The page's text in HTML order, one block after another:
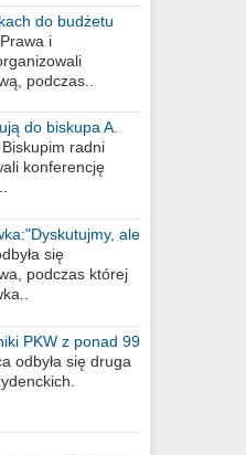
do budżetu
i
podczas..
do biskupa A.
Biskupim radni
konferencję
ale
się
podczas której
PKW z ponad 99
odbyła się druga